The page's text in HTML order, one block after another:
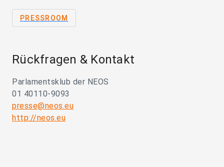
PRESSROOM
Rückfragen & Kontakt
Parlamentsklub der NEOS
01 40110-9093
presse@neos.eu
http://neos.eu